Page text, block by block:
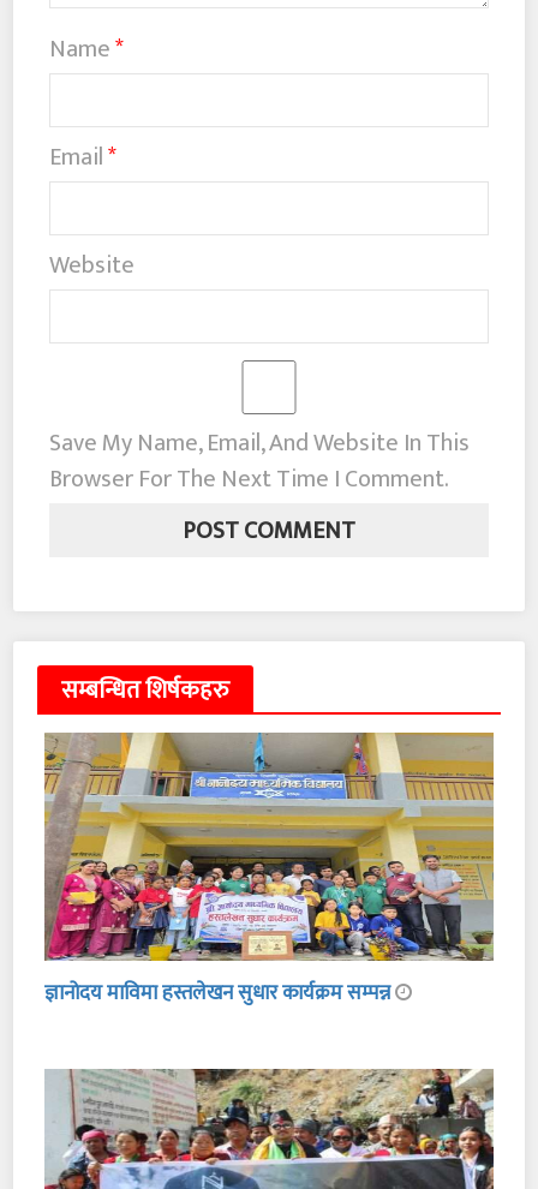
Name*
Email*
Website
Save My Name, Email, And Website In This
Browser For The Next Time I Comment.
सम्बन्धित शिर्षकहरु
ज्ञानोदय माविमा हस्तलेखन सुधार कार्यक्रम सम्पन्न